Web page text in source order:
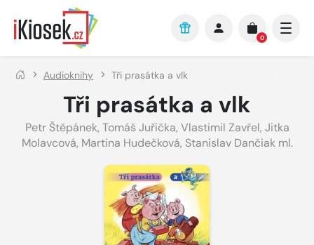
Přejít na hlavní obsah
0
Audioknihy Tři prasátka a vlk
Tři prasátka a vlk
Petr Štěpánek, Tomáš Juřička, Vlastimil Zavřel, Jitka
Molavcová, Martina Hudečková, Stanislav Dančiak ml.